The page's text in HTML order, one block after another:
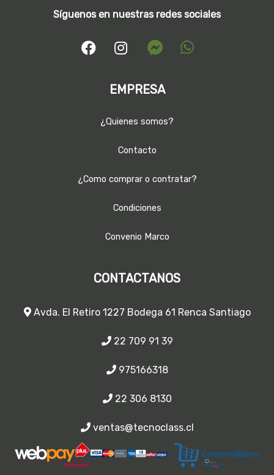
Síguenos en nuestras redes sociales
EMPRESA
¿Quienes somos?
Contacto
¿Como comprar o contratar?
Condiciones
Convenio Marco
CONTACTANOS
Avda. El Retiro 1227 Bodega 61 Renca Santiago
22 709 91 39
975166318
22 306 8130
ventas@tecnoclass.cl